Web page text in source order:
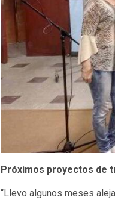
Próximos proyectos de
“Llevo algunos meses